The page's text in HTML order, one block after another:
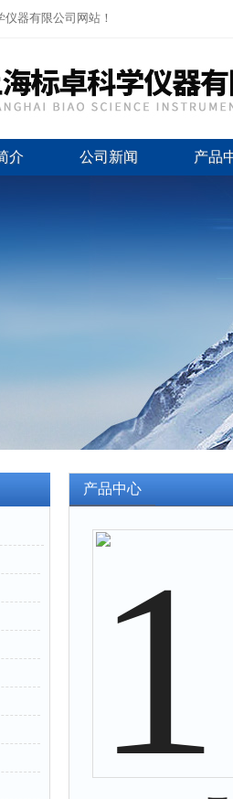
器有限公司网站！
介 公司新闻 产品
产品中心